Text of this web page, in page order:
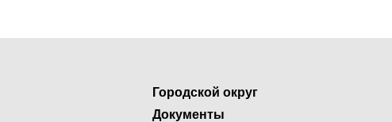
Городской округ
Документы